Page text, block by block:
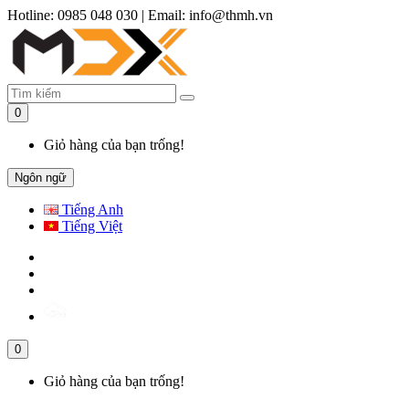
Hotline: 0985 048 030 | Email: info@thmh.vn
0
Giỏ hàng của bạn trống!
Ngôn ngữ
Tiếng Anh
Tiếng Việt
0
Giỏ hàng của bạn trống!